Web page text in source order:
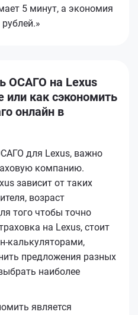
5 минут, а экономия
ОСАГО на Lexus
или как сэкономить
онлайн в
для Lexus, важно
компанию.
зависит от таких
возраст
того чтобы точно
на Lexus, стоит
калькуляторами,
предложения разных
наиболее
является